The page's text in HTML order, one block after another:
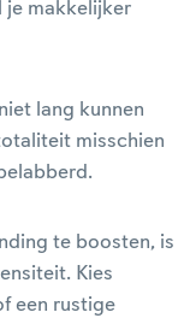
je makkelijker
lang kunnen
misschien
te boosten, is
Kies
een rustige